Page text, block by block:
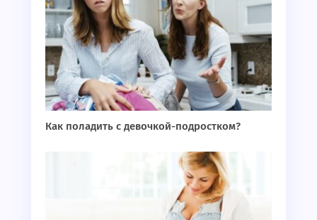
Как поладить с девочкой-подростком?